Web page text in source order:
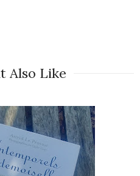
Also Like